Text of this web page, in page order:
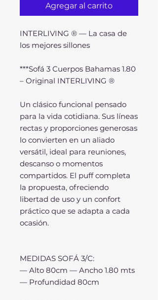
Agregar al carrito
INTERLIVING ® — La casa de
los mejores sillones
***Sofá 3 Cuerpos Bahamas 1.80
– Original INTERLIVING ®
Un clásico funcional pensado
para la vida cotidiana. Sus líneas
rectas y proporciones generosas
lo convierten en un aliado
versátil, ideal para reuniones,
descanso o momentos
compartidos. El puff completa
la propuesta, ofreciendo
libertad de uso y un confort
práctico que se adapta a cada
ocasión.
MEDIDAS SOFÁ 3/C:
— Alto 80cm — Ancho 1.80 mts
— Profundidad 80cm